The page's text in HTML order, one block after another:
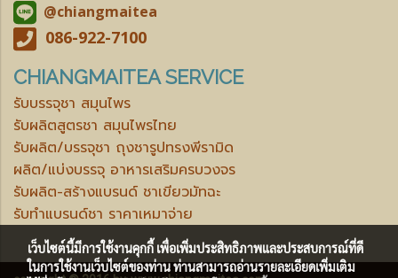
@chiangmaitea
086-922-7100
CHIANGMAITEA SERVICE
รับบรรจุชา สมุนไพร
รับผลิตสูตรชา สมุนไพรไทย
รับผลิต/บรรจุชา ถุงชารูปทรงพีรามิด
ผลิต/แบ่งบรรจุ อาหารเสริมครบวงจร
รับผลิต-สร้างแบรนด์ ชาเขียวมัทฉะ
รับทำแบรนด์ชา ราคาเหมาจ่าย
เว็บไซต์นี้มีการใช้งานคุกกี้ เพื่อเพิ่มประสิทธิภาพและประสบการณ์ที่ดี
ในการใช้งานเว็บไซต์ของท่าน ท่านสามารถอ่านรายละเอียดเพิ่มเติม